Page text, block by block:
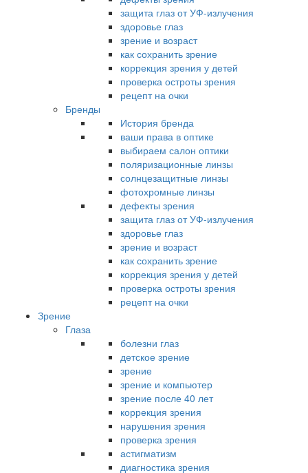
защита глаз от УФ-излучения
здоровье глаз
зрение и возраст
как сохранить зрение
коррекция зрения у детей
проверка остроты зрения
рецепт на очки
Бренды
История бренда
ваши права в оптике
выбираем салон оптики
поляризационные линзы
солнцезащитные линзы
фотохромные линзы
дефекты зрения
защита глаз от УФ-излучения
здоровье глаз
зрение и возраст
как сохранить зрение
коррекция зрения у детей
проверка остроты зрения
рецепт на очки
Зрение
Глаза
болезни глаз
детское зрение
зрение
зрение и компьютер
зрение после 40 лет
коррекция зрения
нарушения зрения
проверка зрения
астигматизм
диагностика зрения